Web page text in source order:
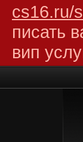
cs16.ru/
писать
вип